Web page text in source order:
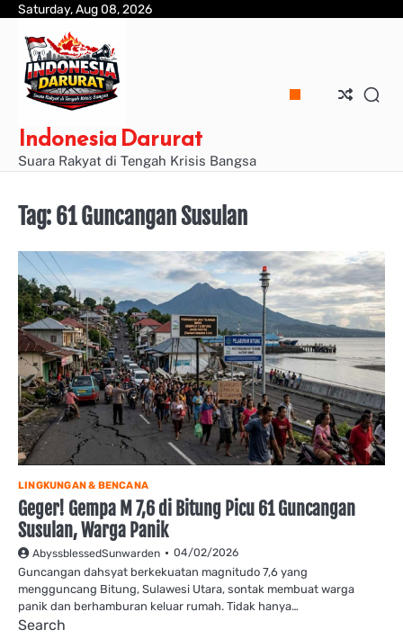
Skip
content
Saturday, Aug 08, 2026
Indonesia Darurat
Suara Rakyat di Tengah Krisis Bangsa
Tag:61 Guncangan Susulan
LINGKUNGAN & BENCANA
Geger! Gempa M 7,6 di Bitung Picu 61 Guncangan
Susulan, Warga Panik
AbyssblessedSunwarden 04/02/2026
Guncangan dahsyat berkekuatan magnitudo 7,6 yang
mengguncang Bitung, Sulawesi Utara, sontak membuat warga
panik dan berhamburan keluar rumah. Tidak hanya…
Search